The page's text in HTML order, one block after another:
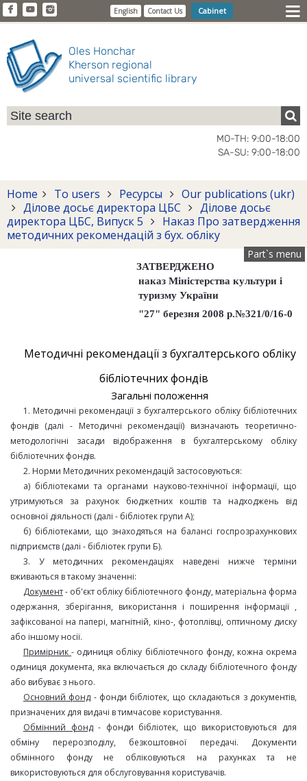
English Contact Us Cabinet
Oles Honchar
Kherson regional
universal scientific library
MO-TH: 9:00-18:00
SA-SU: 9:00-18:00
Home To users Ресурсы
Our publications (ukr)
Ділове досьє директора ЦБС
Ділове досьє
директора ЦБС, Випуск 5
Наказ Про затвердження
методичних рекомендацій з бух. обліку
Part`s menu
ЗАТВЕРДЖЕНО
наказ Міністерства культури і
туризму України
"27" березня 2008 р.№321/0/16-0
Методичні рекомендації з бухгалтерського обліку
бібліотечних фондів
Загальні положення
1. Методичні рекомендації з бухгалтерського обліку бібліотечних
фондів (далі - Методичні рекомендації) визначають теоретично-
методологічні засади відображення в бухгалтерському обліку
бібліотечних фондів.
2. Норми Методичних рекомендацій застосовуються:
а) бібліотеками та органами науково-технічної інформації, що
утримуються за рахунок бюджетних коштів та надходжень від
основної діяльності (далі - бібліотек групи А);
б) бібліотеками, що знаходяться на балансі госпрозрахункових
підприємств (далі - бібліотек групи Б).
3. У методичних рекомендаціях наведені нижче терміни
вживаються в такому значенні:
Документ- об'єкт обліку бібліотечного фонду, матеріальна форма
одержання, зберігання, використання і поширення інформації ,
зафіксованої на папері, магнітній, кіно-, фотоплівці, оптичному диску
або іншому носії.
Примірник- одиниця обліку бібліотечного фонду, кожна окрема
одиниця документа, яка включається до складу бібліотечного фонду
або вибуває з нього.
Основний фонд - фонди бібліотек, що складаються з документів,
призначених для видачі в тимчасове користування.
Обмінний фонд- фонди бібліотек, що використовуються для
обміну перерозподілу, безкоштовної передачі. Документи
обмінного фонду не обліковуються на рахунках та не
використовуються для обслуговування користувачів.